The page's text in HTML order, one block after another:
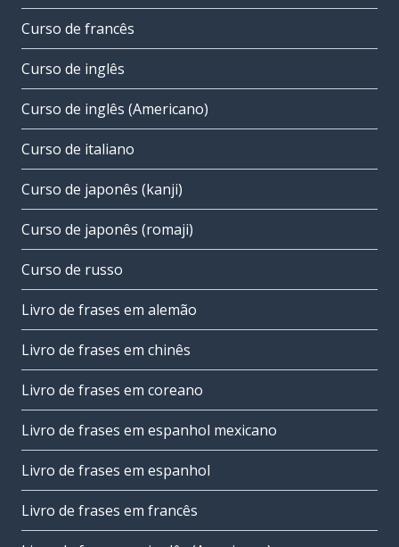
Curso de francês
Curso de inglês
Curso de inglês (Americano)
Curso de italiano
Curso de japonês (kanji)
Curso de japonês (romaji)
Curso de russo
Livro de frases em alemão
Livro de frases em chinês
Livro de frases em coreano
Livro de frases em espanhol mexicano
Livro de frases em espanhol
Livro de frases em francês